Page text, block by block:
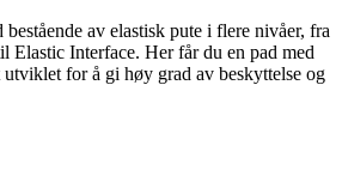
av elastisk pute i flere nivåer, fra
Elastic Interface. Her får du en pad med
for å gi høy grad av beskyttelse og